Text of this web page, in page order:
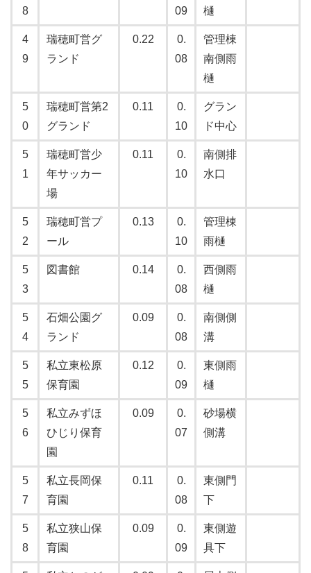
8
09
樋
4
9
瑞穂町営グ
ランド
0.22
0.
08
管理棟
南側雨
樋
5
0
瑞穂町営第2
グランド
0.11
0.
10
グラン
ド中心
5
1
瑞穂町営少
年サッカー
場
0.11
0.
10
南側排
水口
5
2
瑞穂町営プ
ール
0.13
0.
10
管理棟
雨樋
5
3
図書館 0.14
0.
08
西側雨
樋
5
4
石畑公園グ
ランド
0.09
0.
08
南側側
溝
5
5
私立東松原
保育園
0.12
0.
09
東側雨
樋
5
6
私立みずほ
ひじり保育
園
0.09
0.
07
砂場横
側溝
5
7
私立長岡保
育園
0.11
0.
08
東側門
下
5
8
私立狭山保
育園
0.09
0.
09
東側遊
具下